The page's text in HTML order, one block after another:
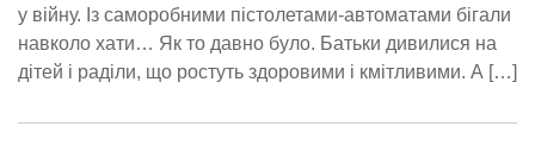
у війну. Із саморобними пістолетами-автоматами бігали
навколо хати… Як то давно було. Батьки дивилися на
дітей і раділи, що ростуть здоровими і кмітливими. А […]